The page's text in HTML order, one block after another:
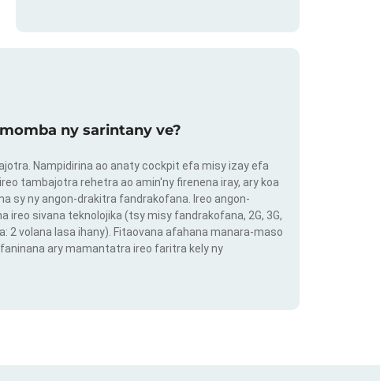
ny sarintany ve?
Nampidirina ao anaty cockpit efa misy izay efa
tambajotra rehetra ao amin'ny firenena iray, ary koa
sy ny angon-drakitra fandrakofana. Ireo angon-
sivana teknolojika (tsy misy fandrakofana, 2G, 3G,
2 volana lasa ihany). Fitaovana afahana manara-maso
ary mamantatra ireo faritra kely ny